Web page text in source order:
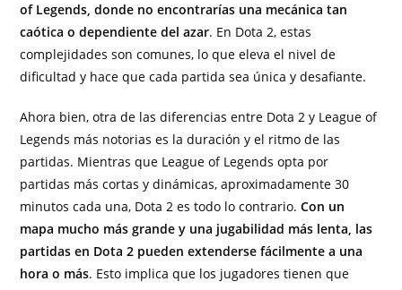
of Legends, donde no encontrarías una mecánica tan
caótica o dependiente del azar. En Dota 2, estas
complejidades son comunes, lo que eleva el nivel de
dificultad y hace que cada partida sea única y desafiante.
Ahora bien, otra de las diferencias entre Dota 2 y League of
Legends más notorias es la duración y el ritmo de las
partidas. Mientras que League of Legends opta por
partidas más cortas y dinámicas, aproximadamente 30
minutos cada una, Dota 2 es todo lo contrario.Con un
mapa mucho más grande y una jugabilidad más lenta, las
partidas en Dota 2 pueden extenderse fácilmente a una
hora o más. Esto implica que los jugadores tienen que